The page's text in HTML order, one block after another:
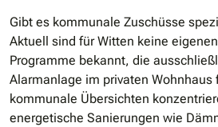
Gibt es kommunale Zuschüsse
Aktuell sind für Witten keine
Programme bekannt, die
Alarmanlage im privaten Wohnhaus
kommunale Übersichten
energetische Sanierungen wie